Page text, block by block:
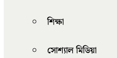
শিক্ষা
সোশ্যাল মিডিয়া